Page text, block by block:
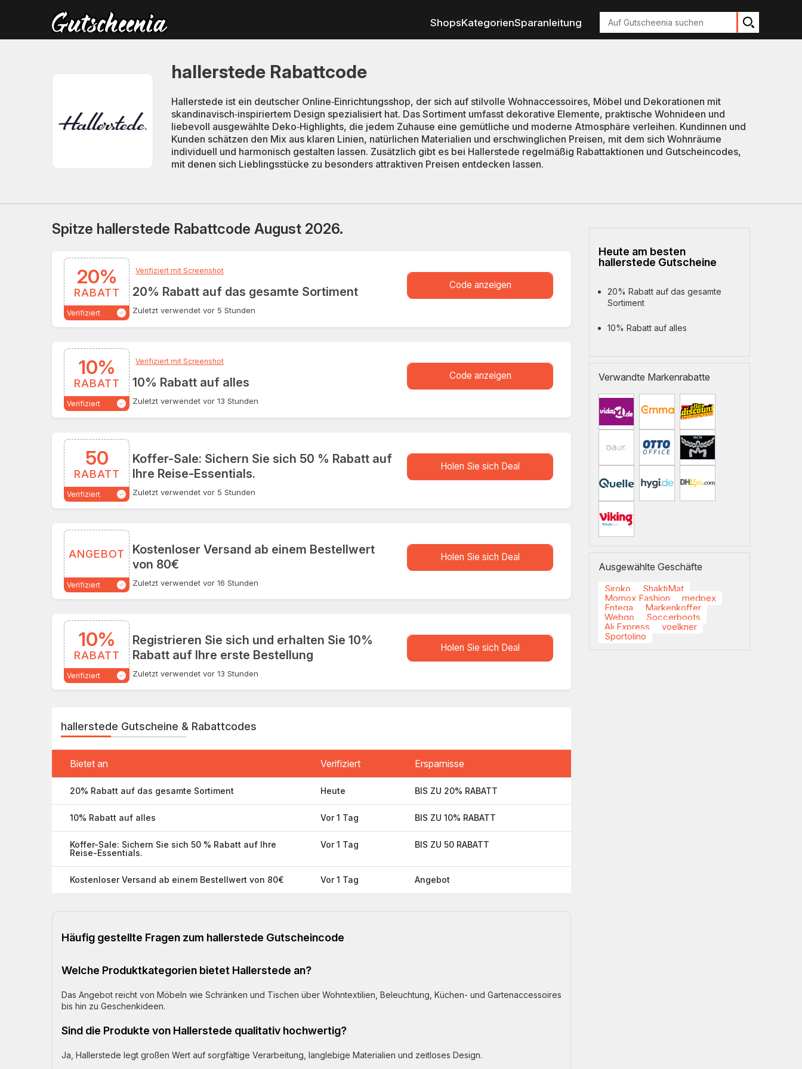
ShopsKategorienSparanleitung
Suchen
hallerstede Rabattcode
Hallerstede ist ein deutscher Online‑Einrichtungsshop, der sich auf stilvolle Wohnaccessoires, Möbel und Dekorationen mit
skandinavisch‑inspiriertem Design spezialisiert hat. Das Sortiment umfasst dekorative Elemente, praktische Wohnideen und
liebevoll ausgewählte Deko‑Highlights, die jedem Zuhause eine gemütliche und moderne Atmosphäre verleihen. Kundinnen und
Kunden schätzen den Mix aus klaren Linien, natürlichen Materialien und erschwinglichen Preisen, mit dem sich Wohnräume
individuell und harmonisch gestalten lassen. Zusätzlich gibt es bei Hallerstede regelmäßig Rabattaktionen und Gutscheincodes,
mit denen sich Lieblingsstücke zu besonders attraktiven Preisen entdecken lassen.
Spitze hallerstede Rabattcode August 2026.
20%
RABATT
Verifiziert
Verifiziert mit Screenshot
20% Rabatt auf das gesamte Sortiment
Zuletzt verwendet vor 5 Stunden
Code anzeigenXXXXN20
10%
RABATT
Verifiziert
Verifiziert mit Screenshot
10% Rabatt auf alles
Zuletzt verwendet vor 13 Stunden
Code anzeigenXXXXL10
50
RABATT
Verifiziert
Koffer-Sale: Sichern Sie sich 50 % Rabatt auf
Ihre Reise-Essentials.
Zuletzt verwendet vor 5 Stunden
Holen Sie sich Dealstore.Deal
ANGEBOT
Verifiziert
Kostenloser Versand ab einem Bestellwert
von 80€
Zuletzt verwendet vor 16 Stunden
Holen Sie sich Dealstore.Deal
10%
RABATT
Verifiziert
Registrieren Sie sich und erhalten Sie 10%
Rabatt auf Ihre erste Bestellung
Zuletzt verwendet vor 13 Stunden
Holen Sie sich Dealstore.Deal
hallerstede Gutscheine & Rabattcodes
Bietet an Verifiziert Ersparnisse
20% Rabatt auf das gesamte Sortiment Heute BIS ZU 20% RABATT
10% Rabatt auf alles Vor 1 Tag BIS ZU 10% RABATT
Koffer-Sale: Sichern Sie sich 50 % Rabatt auf Ihre
Reise-Essentials.
Vor 1 Tag BIS ZU 50 RABATT
Kostenloser Versand ab einem Bestellwert von 80€ Vor 1 Tag Angebot
Häufig gestellte Fragen zum hallerstede Gutscheincode
Welche Produktkategorien bietet Hallerstede an?
Das Angebot reicht von Möbeln wie Schränken und Tischen über Wohntextilien, Beleuchtung, Küchen- und Gartenaccessoires
bis hin zu Geschenkideen.
Sind die Produkte von Hallerstede qualitativ hochwertig?
Ja, Hallerstede legt großen Wert auf sorgfältige Verarbeitung, langlebige Materialien und zeitloses Design.
Heute am besten
hallerstede Gutscheine
20% Rabatt auf das gesamte
Sortiment
10% Rabatt auf alles
Verwandte Markenrabatte
Ausgewählte Geschäfte
Siroko
ShaktiMat
Momox Fashion
medpex
Entega
Markenkoffer
Webgo
Soccerboots
Ali Express
voelkner
Sportolino